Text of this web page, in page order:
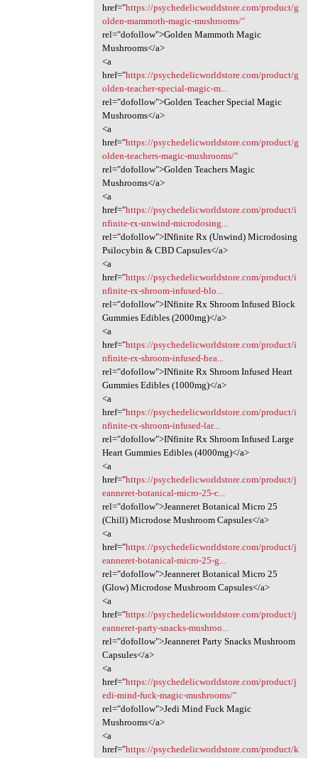
href="https://psychedelicworldstore.com/product/g
olden-mammoth-magic-mushrooms/"
rel="dofollow">Golden Mammoth Magic
Mushrooms</a>
<a
href="https://psychedelicworldstore.com/product/g
olden-teacher-special-magic-m...
rel="dofollow">Golden Teacher Special Magic
Mushrooms</a>
<a
href="https://psychedelicworldstore.com/product/g
olden-teachers-magic-mushrooms/"
rel="dofollow">Golden Teachers Magic
Mushrooms</a>
<a
href="https://psychedelicworldstore.com/product/i
nfinite-rx-unwind-microdosing...
rel="dofollow">INfinite Rx (Unwind) Microdosing
Psilocybin & CBD Capsules</a>
<a
href="https://psychedelicworldstore.com/product/i
nfinite-rx-shroom-infused-blo...
rel="dofollow">INfinite Rx Shroom Infused Block
Gummies Edibles (2000mg)</a>
<a
href="https://psychedelicworldstore.com/product/i
nfinite-rx-shroom-infused-hea...
rel="dofollow">INfinite Rx Shroom Infused Heart
Gummies Edibles (1000mg)</a>
<a
href="https://psychedelicworldstore.com/product/i
nfinite-rx-shroom-infused-lar...
rel="dofollow">INfinite Rx Shroom Infused Large
Heart Gummies Edibles (4000mg)</a>
<a
href="https://psychedelicworldstore.com/product/j
eanneret-botanical-micro-25-c...
rel="dofollow">Jeanneret Botanical Micro 25
(Chill) Microdose Mushroom Capsules</a>
<a
href="https://psychedelicworldstore.com/product/j
eanneret-botanical-micro-25-g...
rel="dofollow">Jeanneret Botanical Micro 25
(Glow) Microdose Mushroom Capsules</a>
<a
href="https://psychedelicworldstore.com/product/j
eanneret-party-snacks-mushroo...
rel="dofollow">Jeanneret Party Snacks Mushroom
Capsules</a>
<a
href="https://psychedelicworldstore.com/product/j
edi-mind-fuck-magic-mushrooms/"
rel="dofollow">Jedi Mind Fuck Magic
Mushrooms</a>
<a
href="https://psychedelicworldstore.com/product/k